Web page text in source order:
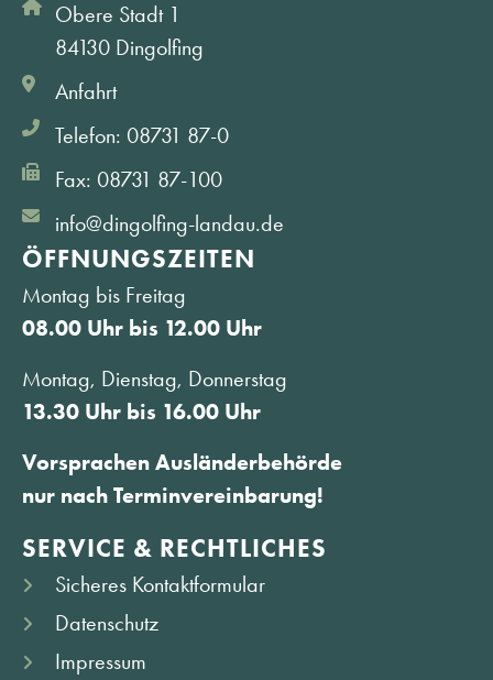
Obere Stadt 1
84130 Dingolfing
Anfahrt
Telefon: 08731 87-0
Fax: 08731 87-100
info@dingolfing-landau.de
ÖFFNUNGS­ZEITEN
Montag bis Freitag
08.00 Uhr bis 12.00 Uhr
Montag, Dienstag, Donnerstag
13.30 Uhr bis 16.00 Uhr
Vorsprachen Ausländerbehörde
nur nach Terminvereinbarung!
SERVICE & RECHTLICHES
Sicheres Kontaktformular
Datenschutz
Impressum